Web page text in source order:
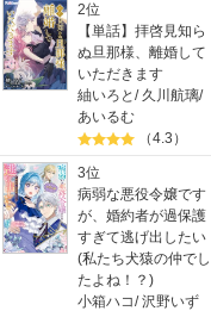
2位
【単話】拝啓見知ら
ぬ旦那様、離婚して
いただきます
紬いろと / 久川航璃/
あいるむ
（4.3）
3位
病弱な悪役令嬢です
が、婚約者が過保護
すぎて逃げ出したい
(私たち犬猿の仲でし
たよね！？)
小箱ハコ/沢野いず